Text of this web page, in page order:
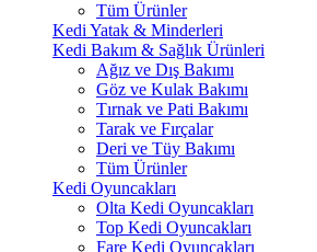
Tüm Ürünler
Kedi Yatak & Minderleri
Kedi Bakım & Sağlık Ürünleri
Ağız ve Dış Bakımı
Göz ve Kulak Bakımı
Tırnak ve Pati Bakımı
Tarak ve Fırçalar
Deri ve Tüy Bakımı
Tüm Ürünler
Kedi Oyuncakları
Olta Kedi Oyuncakları
Top Kedi Oyuncakları
Fare Kedi Oyuncakları